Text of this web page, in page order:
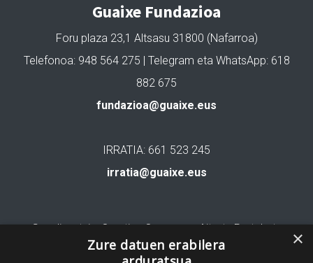
Guaixe Fundazioa
Foru plaza 23,1 Altsasu 31800 (Nafarroa)
Telefonoa: 948 564 275 | Telegram eta WhatsApp: 618
882 675
fundazioa@guaixe.eus
IRRATIA: 661 523 245
irratia@guaixe.eus
Gure lizentzia: Creative Commons Aitortu Partekatu ×
Zure datuen erabilera